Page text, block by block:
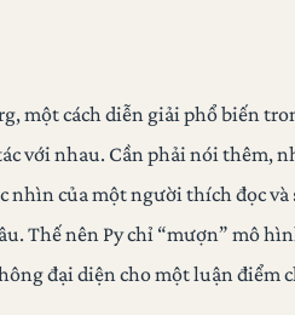
một cách diễn giải phổ biến
với nhau. Cần phải nói thêm,
của một người thích đọc và
Thế nên Py chỉ “mượn” mô
đại diện cho một luận điểm